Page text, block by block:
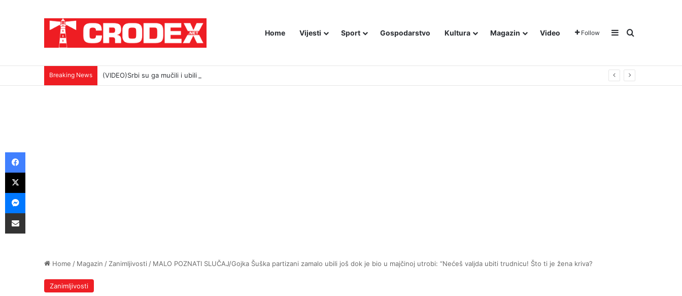
Home Vijesti Sport Gospodarstvo Kultura Magazin Video Follow Sidebar
Traži
Breaking News (VIDEO)Srbi su ga mučili i ubili na najokrutniji način – još živom spalili su mu tijelo pred ostalim zarobljenicima logora u Dalju!
Home / Magazin / Zanimljivosti / MALO POZNATI SLUČAJ/Gojka Šuška partizani zamalo ubili još dok je bio u majčinoj utrobi: “Nećeš valjda ubiti trudnicu! Što ti je žena kriva?
Zanimljivosti
Facebook
X
Messenger
Podijeli putem E-maila